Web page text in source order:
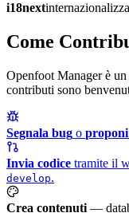
i18next
Come
Openfoot Manager è
contributi sono
Segnala bug o
Invia codice tramite il
develop.
Crea contenuti —